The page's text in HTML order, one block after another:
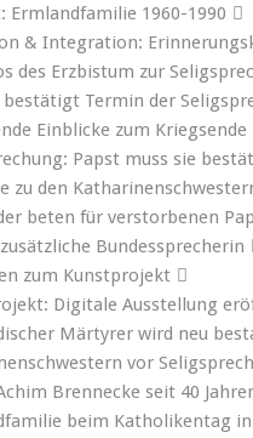
Ermlandfamilie 1960-1990
& Integration:
des Erzbistum zur
Termin der
Einblicke zum Kriegsende
Papst muss sie
zu den
beten für verstorbenen
zusätzliche Bundessprecherin
zum Kunstprojekt
Digitale Ausstellung
Märtyrer wird neu
vor
Brennecke seit 40
beim Katholikentag